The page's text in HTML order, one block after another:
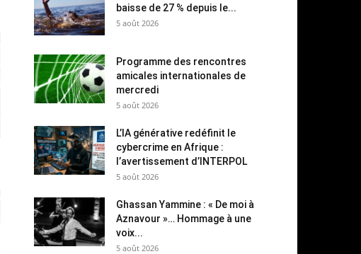
baisse de 27 % depuis le...
5 août 2026
Programme des rencontres
amicales internationales de
mercredi
5 août 2026
L’IA générative redéfinit le
cybercrime en Afrique :
l’avertissement d’INTERPOL
5 août 2026
Ghassan Yammine : « De moi à
Aznavour »… Hommage à une
voix...
5 août 2026